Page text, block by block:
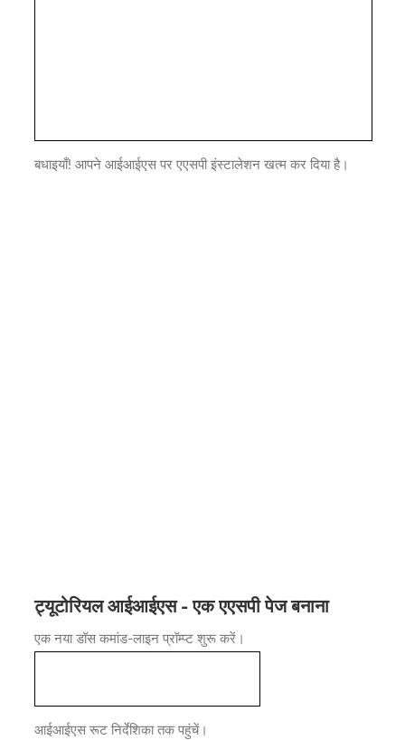
बधाइयाँ! आपने आईआईएस पर एएसपी इंस्टालेशन खत्म कर दिया है।
ट्यूटोरियल आईआईएस - एक एएसपी पेज बनाना
एक नया डॉस कमांड-लाइन प्रॉम्प्ट शुरू करें।
आईआईएस रूट निर्देशिका तक पहुंचें।